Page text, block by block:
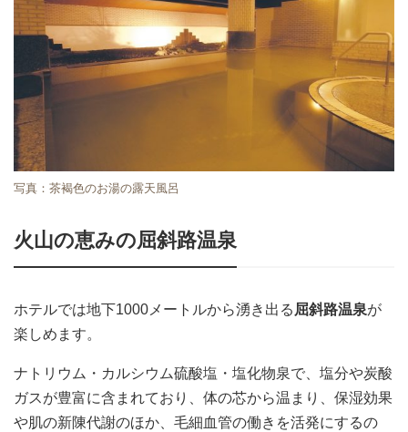
写真：茶褐色のお湯の露天風呂
火山の恵みの屈斜路温泉
ホテルでは地下1000メートルから湧き出る 屈斜路温泉が
楽しめます。
ナトリウム・カルシウム硫酸塩・塩化物泉で、塩分や炭酸
ガスが豊富に含まれており、体の芯から温まり、保湿効果
や肌の新陳代謝のほか、毛細血管の働きを活発にするの